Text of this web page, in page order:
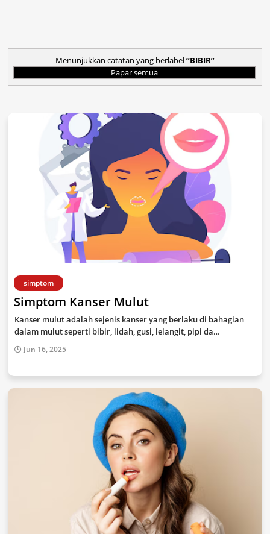
Menunjukkan catatan yang berlabel BIBIR
Papar semua
simptom
Simptom Kanser Mulut
Kanser mulut adalah sejenis kanser yang berlaku di bahagian
dalam mulut seperti bibir, lidah, gusi, lelangit, pipi da…
Jun 16, 2025